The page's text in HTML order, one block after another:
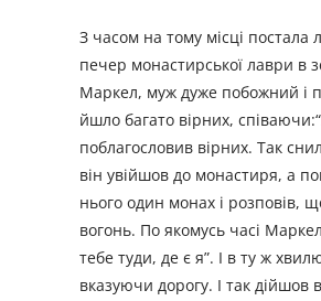
З часом на тому місці
печер монастирської лаври в
Маркел, муж дуже побожний і
йшло багато вірниx,
поблагословив вірних. Так
він увійшов до монастиря, а
нього один монах і розповів,
вогонь. По якомусь часі
тебе туди, де є я”. І в ту ж
вказуючи дорогу. І так дійшов